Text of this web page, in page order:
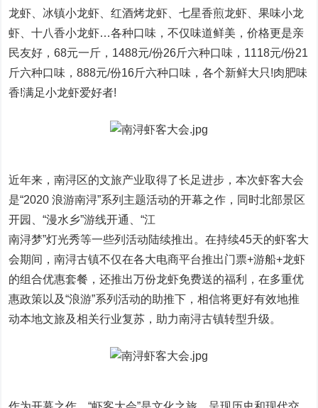
龙虾、冰镇小龙虾、红酒烤龙虾、七星香煎龙虾、果味小龙
虾、十八香小龙虾…各种口味，不仅味道鲜美，价格更是亲
民友好，68元一斤，1488元/份26斤六种口味，1118元/份21
斤六种口味，888元/份16斤六种口味，各个新鲜大只!肉肥味
香!满足小龙虾爱好者!
近年来，南浔区的文旅产业取得了长足进步，本次虾客大会
是“2020 浪游南浔”系列主题活动的开幕之作，同时北部景区
开园、“漫水乡”游线开通、“江
南浔梦”灯光秀等一些列活动陆续推出。在持续45天的虾客大
会期间，南浔古镇不仅在各大电商平台推出门票+游船+龙虾
的组合优惠套餐，还推出万份龙虾免费送的福利，在多重优
惠政策以及“浪游”系列活动的助推下，相信将更好有效地推
动本地文旅及相关行业复苏，助力南浔古镇转型升级。